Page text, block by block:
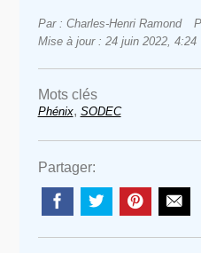
Par : Charles-Henri Ramond
Mise à jour : 24 juin 2022, 4:24
Mots clés
Phénix, SODEC
Partager: